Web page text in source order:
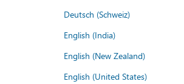
Deutsch (Schweiz)
English (India)
English (New Zealand)
English (United States)